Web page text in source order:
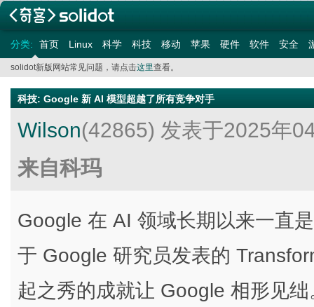
分类: 首页 Linux 科学 科技 移动 苹果 硬件 软件 安全
solidot新版网站常见问题，请点击这里查看。
科技: Google 新 AI 模型超越了所有竞争对手
Wilson(42865) 发表于2025年
来自科玛
Google 在 AI 领域长期以来一直
于 Google 研究员发表的
起之秀的成就让 Google 相形见